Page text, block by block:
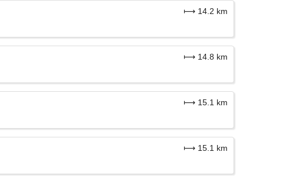
⟼ 14.2 km
⟼ 14.8 km
⟼ 15.1 km
⟼ 15.1 km